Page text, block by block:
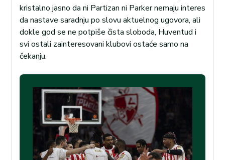
kristalno jasno da ni Partizan ni Parker nemaju interes
da nastave saradnju po slovu aktuelnog ugovora, ali
dokle god se ne potpiše čista sloboda, Huventud i
svi ostali zainteresovani klubovi ostaće samo na
čekanju.